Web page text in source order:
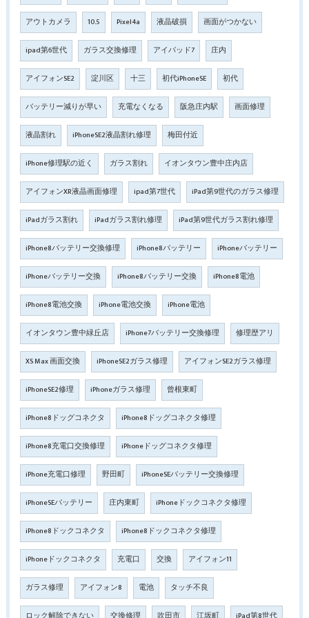
アウトカメラ 10.5 Pixel4a 液晶破損 画面がつかない
ipad第6世代 ガラス交換修理 アイパッド7 庄内
アイフォンSE2 淀川区 十三 初代iPhoneSE 初代
バッテリー減りが早い 充電なくなる 阪急庄内駅 画面修理
液晶割れ iPhoneSE2液晶割れ修理 梅田付近
iPhone修理駅の近く ガラス割れ イオンタウン豊中庄内店
アイフォンXR液晶画面修理 ipad第7世代 iPad第9世代のガラス修理
iPadガラス割れ iPadガラス割れ修理 iPad第9世代ガラス割れ修理
iPhone8バッテリー交換修理 iPhone8バッテリー iPhoneバッテリー
iPhoneバッテリー交換 iPhone8バッテリー交換 iPhone8電池
iPhone8電池交換 iPhone電池交換 iPhone電池
イオンタウン豊中緑丘店 iPhone7バッテリー交換修理 修理歴アリ
XS Max 画面交換 iPhoneSE2ガラス修理 アイフォンSE2ガラス修理
iPhoneSE2修理 iPhoneガラス修理 曾根東町
iPhone8ドッグコネクタ iPhone8ドッグコネクタ修理
iPhone8充電口交換修理 iPhoneドッグコネクタ修理
iPhone充電口修理 野田町 iPhoneSEバッテリー交換修理
iPhoneSEバッテリー 庄内東町 iPhoneドックコネクタ修理
iPhone8ドックコネクタ iPhone8ドックコネクタ修理
iPhoneドックコネクタ 充電口 交換 アイフォン11
ガラス修理 アイフォン8 電池 タッチ不良